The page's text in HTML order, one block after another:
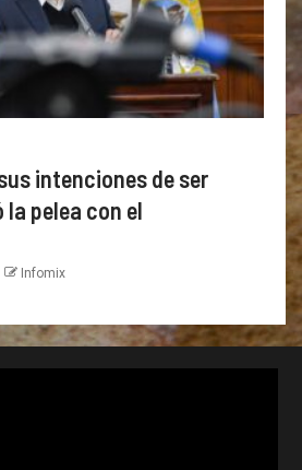
intenciones de ser
pelea con el
Infomix